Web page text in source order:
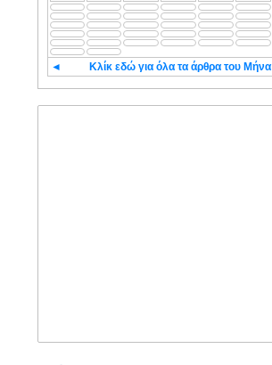
◄ Κλίκ εδώ για όλα τα άρθρα του Μήνα